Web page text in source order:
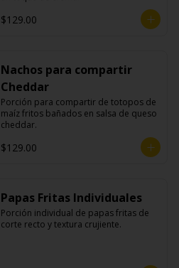
$129.00
Nachos para compartir
Cheddar
Porción para compartir de totopos de
maíz fritos bañados en salsa de queso
cheddar.
$129.00
Papas Fritas Individuales
Porción individual de papas fritas de
corte recto y textura crujiente.